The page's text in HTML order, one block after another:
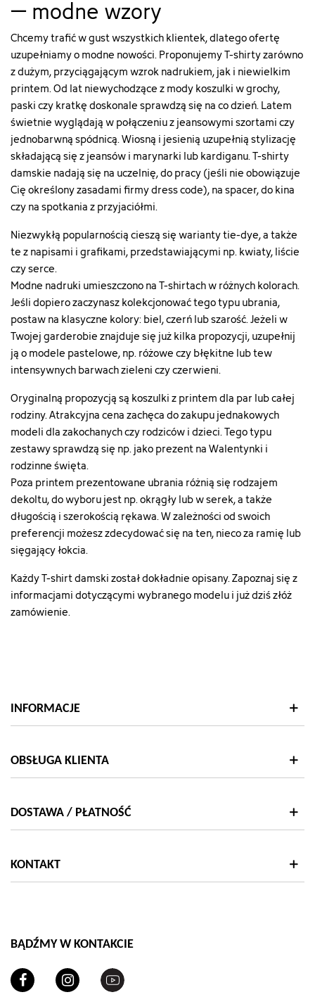
– modne wzory
Chcemy trafić w gust wszystkich klientek, dlatego ofertę
uzupełniamy o modne nowości. Proponujemy T-shirty zarówno
z dużym, przyciągającym wzrok nadrukiem, jak i niewielkim
printem. Od lat niewychodzące z mody koszulki w grochy,
paski czy kratkę doskonale sprawdzą się na co dzień. Latem
świetnie wyglądają w połączeniu z jeansowymi szortami czy
jednobarwną spódnicą. Wiosną i jesienią uzupełnią stylizację
składającą się z jeansów i marynarki lub kardiganu. T-shirty
damskie nadają się na uczelnię, do pracy (jeśli nie obowiązuje
Cię określony zasadami firmy dress code), na spacer, do kina
czy na spotkania z przyjaciółmi.
Niezwykłą popularnością cieszą się warianty tie-dye, a także
te z napisami i grafikami, przedstawiającymi np. kwiaty, liście
czy serce.
Modne nadruki umieszczono na T-shirtach w różnych kolorach.
Jeśli dopiero zaczynasz kolekcjonować tego typu ubrania,
postaw na klasyczne kolory: biel, czerń lub szarość. Jeżeli w
Twojej garderobie znajduje się już kilka propozycji, uzupełnij
ją o modele pastelowe, np. różowe czy błękitne lub tew
intensywnych barwach zieleni czy czerwieni.
Oryginalną propozycją są koszulki z printem dla par lub całej
rodziny. Atrakcyjna cena zachęca do zakupu jednakowych
modeli dla zakochanych czy rodziców i dzieci. Tego typu
zestawy sprawdzą się np. jako prezent na Walentynki i
rodzinne święta.
Poza printem prezentowane ubrania różnią się rodzajem
dekoltu, do wyboru jest np. okrągły lub w serek, a także
długością i szerokością rękawa. W zależności od swoich
preferencji możesz zdecydować się na ten, nieco za ramię lub
sięgający łokcia.
Każdy T-shirt damski został dokładnie opisany. Zapoznaj się z
informacjami dotyczącymi wybranego modelu i już dziś złóż
zamówienie.
INFORMACJE
OBSŁUGA KLIENTA
DOSTAWA / PŁATNOŚĆ
KONTAKT
BĄDŹMY W KONTAKCIE